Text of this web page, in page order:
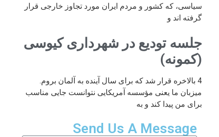
سیاسی، که کشور و مردم ایران مورد تجاوز خارجی قرار
گرفته اند و
جلسه تودیع در شهرداری کیوسی
(کمونه)
4 بالاخره قرار شد که برای سال آینده به آلمان بروم.
میزبان ما یعنی مؤسسه آمریکایی نتوانست جایی مناسب
برای من پیدا کند و به
Send Us A Message